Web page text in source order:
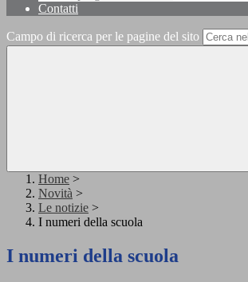
Contatti
Campo di ricerca per le pagine del sito
Home >
Novità >
Le notizie >
I numeri della scuola
I numeri della scuola